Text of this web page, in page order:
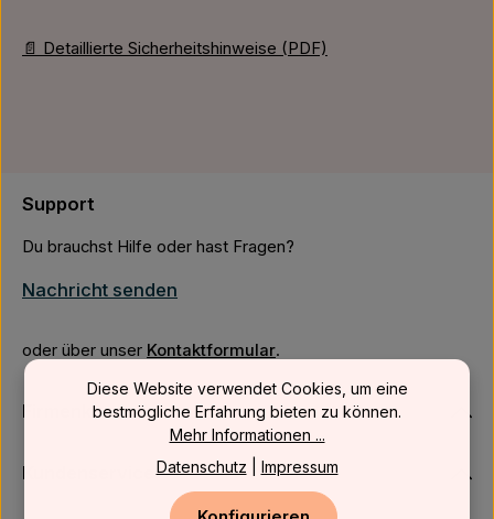
📄 Detaillierte Sicherheitshinweise (PDF)
Support
Du brauchst Hilfe oder hast Fragen?
Nachricht senden
oder über unser Kontaktformular.
Firmenkunden
Kundenservice
Diese Website verwendet Cookies, um eine
bestmögliche Erfahrung bieten zu können.
Mehr Informationen ...
Datenschutz
Impressum